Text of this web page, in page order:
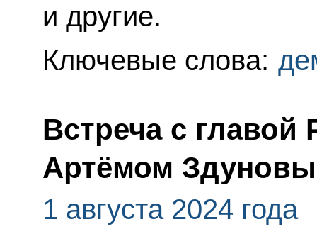
и другие.
Ключевые слова:
Встреча с
Артёмом
1 августа 2024 года